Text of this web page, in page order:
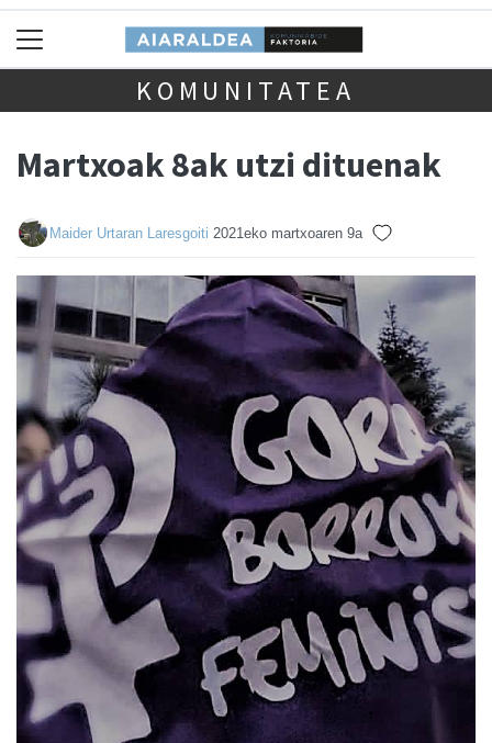
KOMUNITATEA
Martxoak 8ak utzi dituenak
Maider Urtaran Laresgoiti 2021eko martxoaren 9a